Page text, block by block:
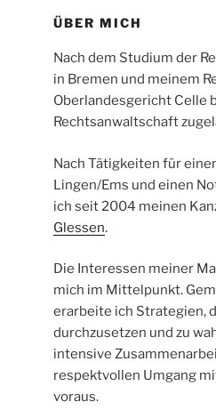
ÜBER MICH
Nach dem Studium der
in Bremen und meinem
Oberlandesgericht Celle
Rechtsanwaltschaft
Nach Tätigkeiten für
Lingen/Ems und einen
ich seit 2004 meinen
Glessen.
Die Interessen meiner
mich im Mittelpunkt.
erarbeite ich Strategien,
durchzusetzen und zu
intensive
respektvollen Umgang
voraus.